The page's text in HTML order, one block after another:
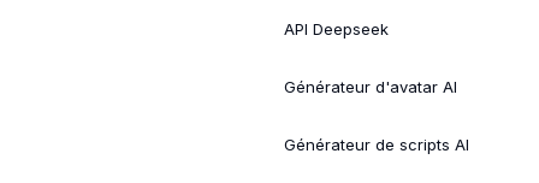
API Deepseek
Générateur d'avatar AI
Générateur de scripts AI